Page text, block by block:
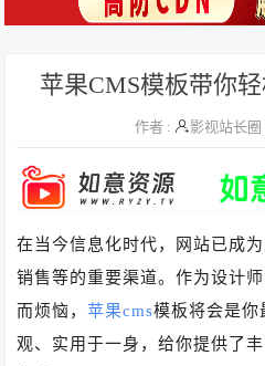
苹果CMS模板带你轻
作者 : 影视站长圈
在当今信息化时代，网站已成
销售等的重要渠道。作为设计
而烦恼，苹果cms模板将会是你
观、实用于一身，给你提供了